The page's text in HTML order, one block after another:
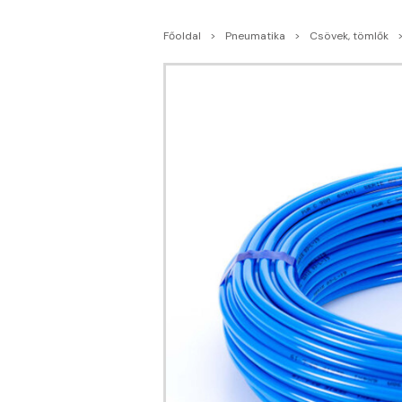
Főoldal Pneumatika Csövek, tömlők